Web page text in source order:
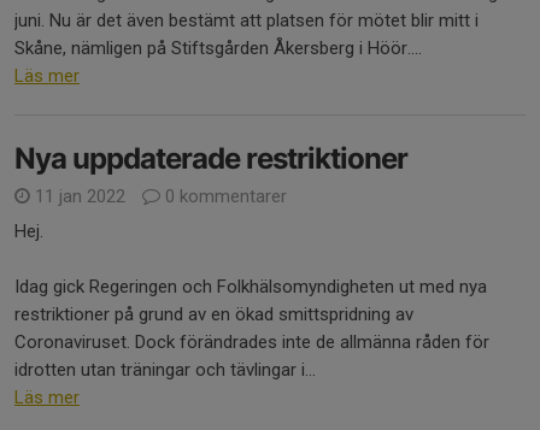
juni. Nu är det även bestämt att platsen för mötet blir mitt i
Skåne, nämligen på Stiftsgården Åkersberg i Höör....
Läs mer
Nya uppdaterade restriktioner
11 jan 2022
0 kommentarer
Hej.
Idag gick Regeringen och Folkhälsomyndigheten ut med nya
restriktioner på grund av en ökad smittspridning av
Coronaviruset. Dock förändrades inte de allmänna råden för
idrotten utan träningar och tävlingar i...
Läs mer